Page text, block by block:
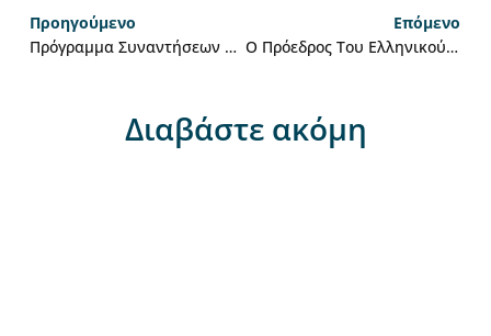
Προηγούμενο
Πρόγραμμα Συναντήσεων Του Ελληνικού Δικτύου Ανθεκτικών Πόλεων Στη Βόρεια Ελλάδα | 13–16 Μαΐου 2026
Επόμενο
Ο Πρόεδρος Του Ελληνικού Δικτύου Ανθεκτικών Πόλεων & Δήμαρχος Ελληνικού – Αργυρούπολης, Γιάννης Κωνσταντάτος Στο TV100 Με Αφορμή Προγραμματισμένες Συναντήσεις Στη Βόρεια Ελλάδα
Διαβάστε ακόμη